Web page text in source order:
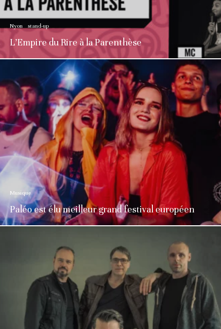
Nyon stand-up
L’Empire du Rire à la Parenthèse
Musique
Paléo est élu meilleur grand festival européen